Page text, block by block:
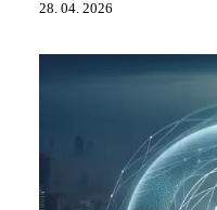
28. 04. 2026